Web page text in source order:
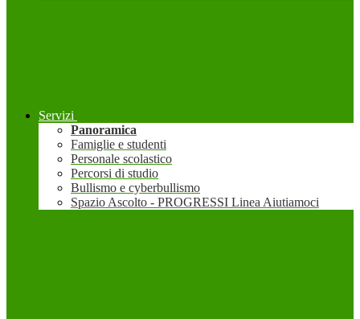
Servizi
Panoramica
Famiglie e studenti
Personale scolastico
Percorsi di studio
Bullismo e cyberbullismo
Spazio Ascolto - PROGRESSI Linea Aiutiamoci